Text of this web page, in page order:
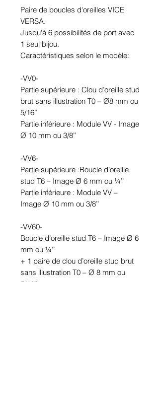
Paire de boucles d'oreilles VICE
VERSA.
Jusqu'à 6 possibilités de port avec
1 seul bijou.
Caractéristiques selon le modèle:
-VV0-
Partie supérieure : Clou d’oreille stud
brut sans illustration T0 – Ø8 mm ou
5/16’’
Partie inférieure : Module VV - Image
Ø 10 mm ou 3/8’’
-VV6-
Partie supérieure :Boucle d’oreille
stud T6 – Image Ø 6 mm ou ¼’’
Partie inférieure : Module VV –
Image Ø 10 mm ou 3/8’’
-VV60-
Boucle d’oreille stud T6 – Image Ø 6
mm ou ¼’’
+ 1 paire de clou d’oreille stud brut
sans illustration T0 – Ø 8 mm ou
5/16’’